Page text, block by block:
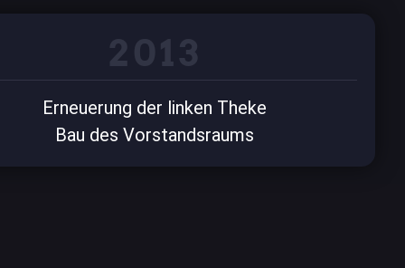
2013
Erneuerung der linken Theke
Bau des Vorstandsraums